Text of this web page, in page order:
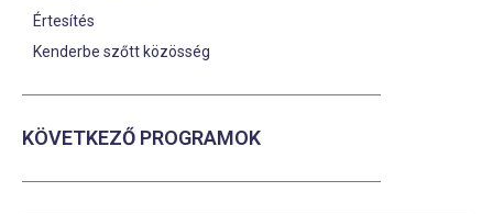
Értesítés
Kenderbe szőtt közösség
KÖVETKEZŐ PROGRAMOK